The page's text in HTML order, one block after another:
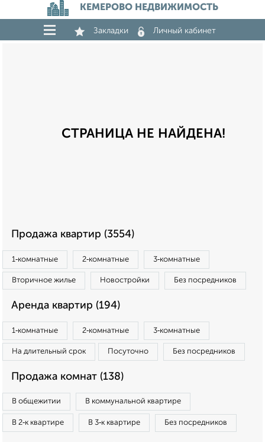
КЕМЕРОВО НЕДВИЖИМОСТЬ
Закладки Личный кабинет
СТРАНИЦА НЕ НАЙДЕНА!
Продажа квартир (3554)
1‑комнатные 2‑комнатные 3‑комнатные
Вторичное жилье Новостройки Без посредников
Аренда квартир (194)
1‑комнатные 2‑комнатные 3‑комнатные
На длительный срок Посуточно Без посредников
Продажа комнат (138)
В общежитии В коммунальной квартире
В 2‑к квартире В 3‑к квартире Без посредников